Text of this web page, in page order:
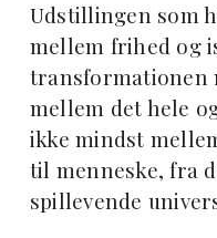
Udstillingen som
mellem frihed og
transformationen
mellem det hele
ikke mindst
til menneske, fra
spillevende